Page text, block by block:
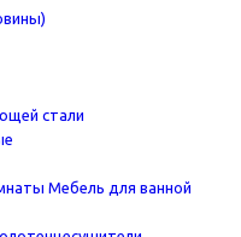
стали
Мебель для ванной